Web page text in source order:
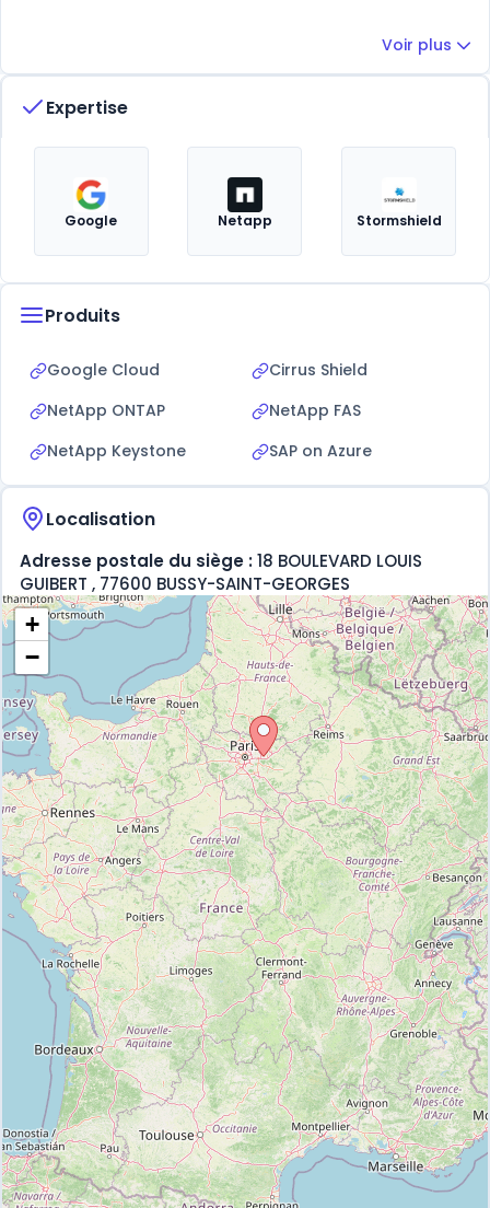
Voir plus
Expertise
Google Netapp Stormshield
Produits
Google Cloud
Cirrus Shield
NetApp ONTAP
NetApp FAS
NetApp Keystone
SAP on Azure
Localisation
Adresse postale du siège :18 BOULEVARD LOUIS
GUIBERT , 77600 BUSSY-SAINT-GEORGES
+
−